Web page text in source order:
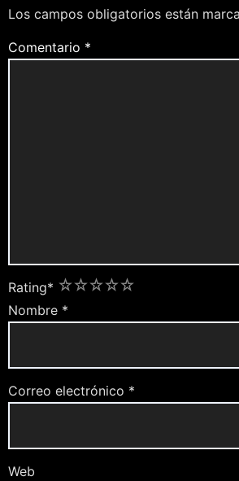
Los campos obligatorios están
Comentario *
Rating* 5
4
3
2
1
Nombre *
Correo electrónico *
Web